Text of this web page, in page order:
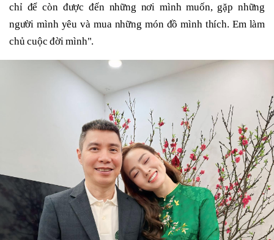
chỉ để còn được đến những nơi mình muốn, gặp những
người mình yêu và mua những món đồ mình thích. Em làm
chủ cuộc đời mình".